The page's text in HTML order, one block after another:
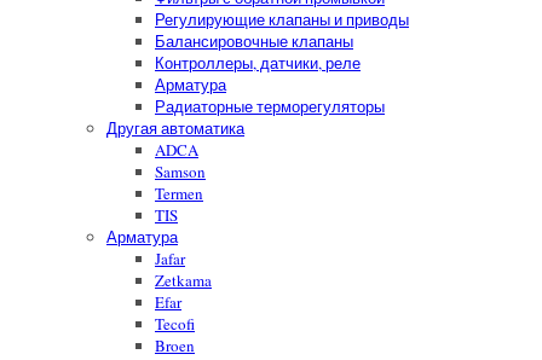
Регулирующие клапаны и приводы
Балансировочные клапаны
Контроллеры, датчики, реле
Арматура
Радиаторные терморегуляторы
Другая автоматика
ADCA
Samson
Termen
TIS
Арматура
Jafar
Zetkama
Efar
Tecofi
Broen